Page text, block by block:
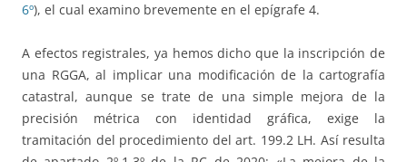
6º), el cual examino brevemente en el epígrafe 4.
A efectos registrales, ya hemos dicho que la inscripción de
una RGGA, al implicar una modificación de la cartografía
catastral, aunque se trate de una simple mejora de la
precisión métrica con identidad gráfica, exige la
tramitación del procedimiento del art. 199.2 LH. Así resulta